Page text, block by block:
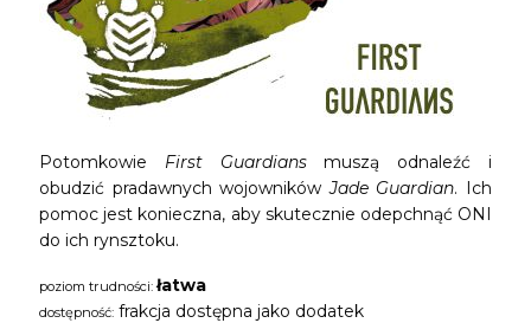
Potomkowie First Guardiansmuszą odnaleźć i
obudzić pradawnych wojownikówJade Guardian. Ich
pomoc jest konieczna, aby skutecznie odepchnąć ONI
do ich rynsztoku.
poziom trudności:łatwa
dostępność: frakcja dostępna jako dodatek